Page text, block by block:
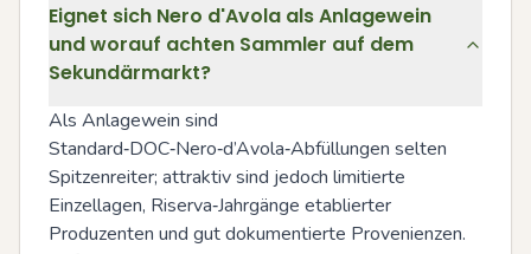
Eignet sich Nero d'Avola als Anlagewein
und worauf achten Sammler auf dem
Sekundärmarkt?
Als Anlagewein sind
Standard‑DOC‑Nero‑d’Avola‑Abfüllungen selten
Spitzenreiter; attraktiv sind jedoch limitierte
Einzellagen, Riserva‑Jahrgänge etablierter
Produzenten und gut dokumentierte Provenienzen.